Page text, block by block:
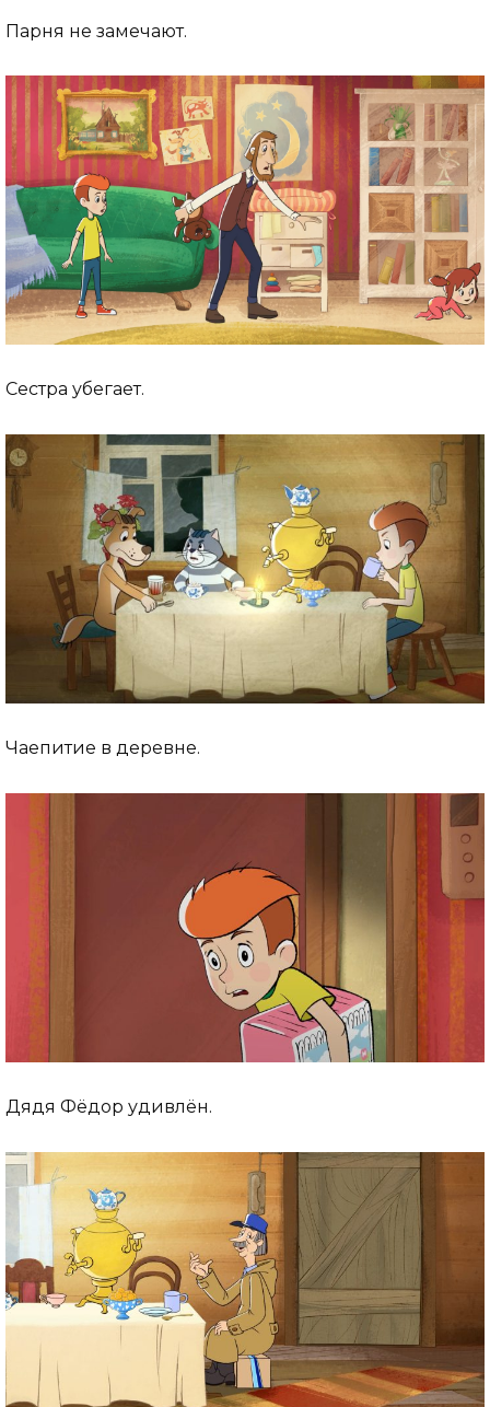
Парня не замечают.
Сестра убегает.
Чаепитие в деревне.
Дядя Фёдор удивлён.